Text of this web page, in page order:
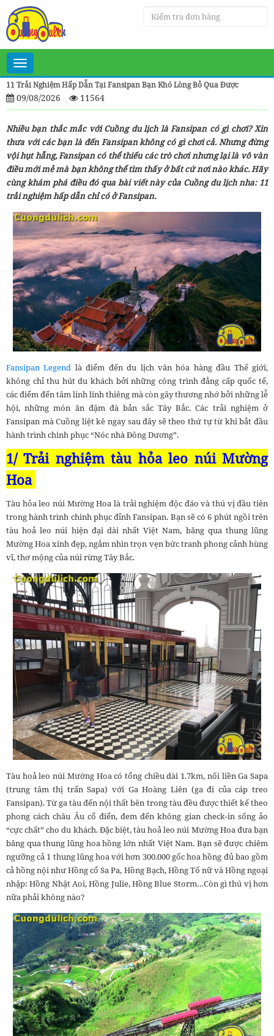
Toggle
navigation
11 Trải Nghiệm Hấp Dẫn Tại Fansipan Bạn Khó Lòng Bỏ Qua Được
09/08/2026 11564
Nhiều bạn thắc mắc với Cuồng du lịch là Fansipan có gì chơi? Xin
thưa với các bạn là đến Fansipan không có gì chơi cả. Nhưng đừng
vội hụt hẫng, Fansipan có thể thiếu các trò chơi nhưng lại là vô vàn
điều mới mẻ mà bạn không thể tìm thấy ở bất cứ nơi nào khác. Hãy
cùng khám phá điều đó qua bài viết này của Cuồng du lịch nha: 11
trải nghiệm hấp dẫn chỉ có ở Fansipan.
Fansipan Legend là điểm đến du lịch văn hóa hàng đầu Thế giới,
không chỉ thu hút du khách bởi những công trình đẳng cấp quốc tế,
các điểm đến tâm linh linh thiêng mà còn gây thương nhớ bởi những lễ
hội, những món ăn đậm đà bản sắc Tây Bắc. Các trải nghiệm ở
Fansipan mà Cuồng liệt kê ngay sau đây sẽ theo thứ tự từ khi bắt đầu
hành trình chinh phục “Nóc nhà Đông Dương”.
1/ Trải nghiệm tàu hỏa leo núi Mường
Hoa
Tàu hỏa leo núi Mường Hoa là trải nghiệm độc đáo và thú vị đầu tiên
trong hành trình chinh phục đỉnh Fansipan. Bạn sẽ có 6 phút ngồi trên
tàu hoả leo núi hiện đại dài nhất Việt Nam, băng qua thung lũng
Mường Hoa xinh đẹp, ngắm nhìn trọn vẹn bức tranh phong cảnh hùng
vĩ, thơ mộng của núi rừng Tây Bắc.
Tàu hoả leo núi Mường Hoa có tổng chiều dài 1.7km, nối liền Ga Sapa
(trung tâm thị trấn Sapa) với Ga Hoàng Liên (ga đi của cáp treo
Fansipan). Từ ga tàu đến nội thất bên trong tàu đều được thiết kế theo
phong cách châu Âu cổ điển, đem đến không gian check-in sống ảo
“cực chất” cho du khách. Đặc biệt, tàu hoả leo núi Mường Hoa đưa bạn
băng qua thung lũng hoa hồng lớn nhất Việt Nam. Bạn sẽ được chiêm
ngưỡng cả 1 thung lũng hoa với hơn 300.000 gốc hoa hồng đủ bao gồm
cả hồng nội như Hồng cổ Sa Pa, Hồng Bạch, Hồng Tố nữ và Hồng ngoại
nhập: Hồng Nhật Aoi, Hồng Julie, Hồng Blue Storm…Còn gì thú vị hơn
nữa phải không nào?